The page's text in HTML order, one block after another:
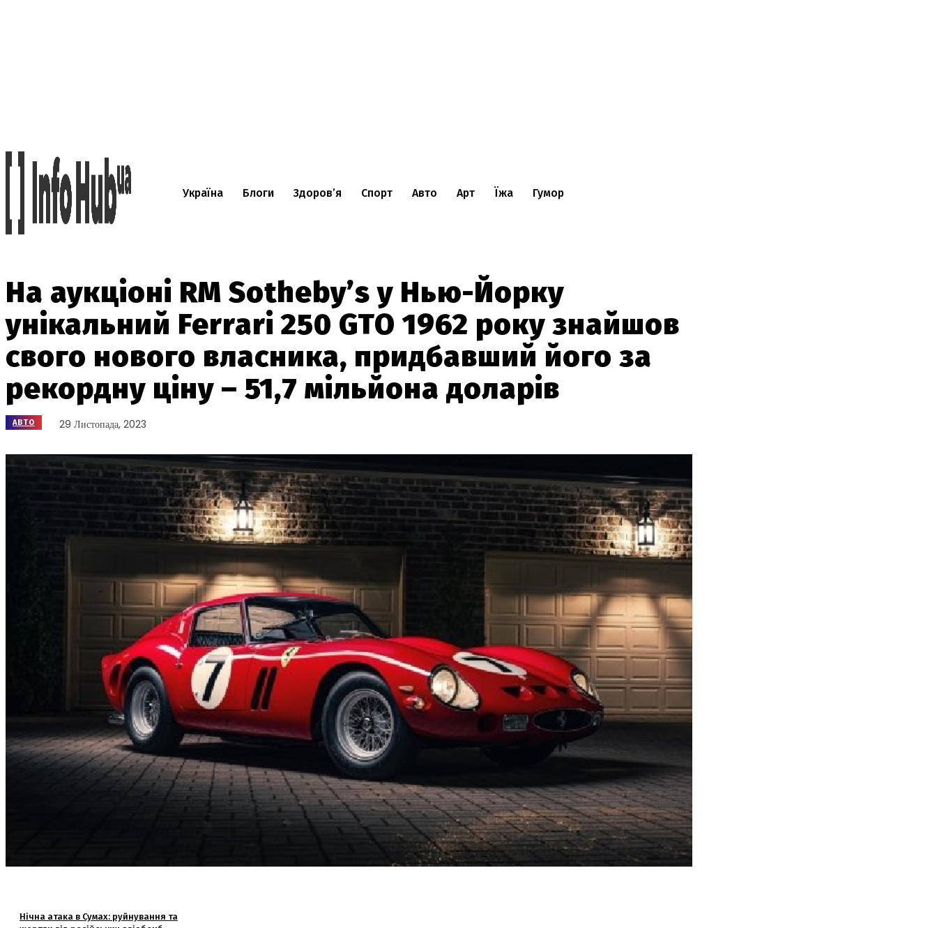
Україна Блоги Здоров’я Спорт Авто Арт Їжа Гумор
На аукціоні RM Sotheby’s у Нью-Йорку
унікальний Ferrari 250 GTO 1962 року знайшов
свого нового власника, придбавший його за
рекордну ціну – 51,7 мільйона доларів
АВТО 29 Листопада, 2023
Нічна атака в Сумах: руйнування та